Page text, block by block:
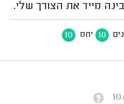
מייד את הצורך שלי.
10 יחס 10